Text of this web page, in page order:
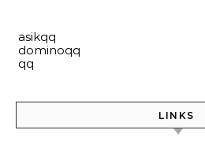
asikqq
dominoqq
qq
LINKS